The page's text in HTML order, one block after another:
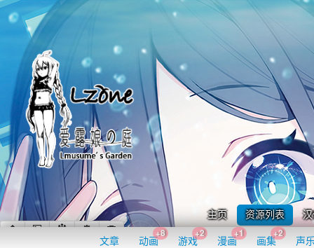
主页 资源列表
文章 动画
+8
游戏
+2
漫画
+1
画集
+2
声